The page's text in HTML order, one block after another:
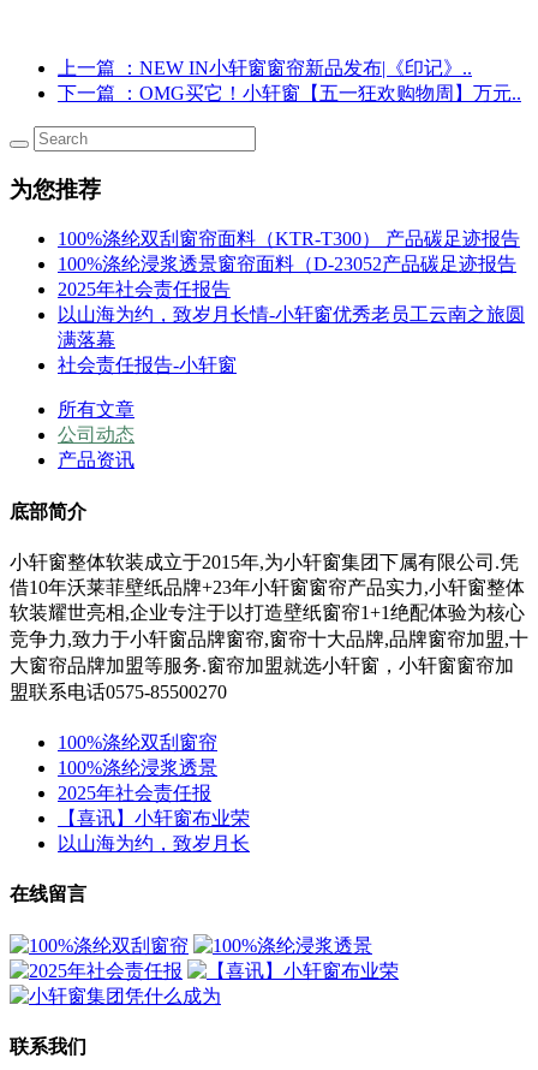
上一篇
：NEW IN小轩窗窗帘新品发布|《印记》..
下一篇
：OMG买它！小轩窗【五一狂欢购物周】万元..
为您推荐
100%涤纶双刮窗帘面料（KTR-T300） 产品碳足迹报告
100%涤纶浸浆透景窗帘面料（D-23052产品碳足迹报告
2025年社会责任报告
以山海为约，致岁月长情-小轩窗优秀老员工云南之旅圆
满落幕
社会责任报告-小轩窗
所有文章
公司动态
产品资讯
底部简介
小轩窗整体软装成立于2015年,为小轩窗集团下属有限公司.凭
借10年沃莱菲壁纸品牌+23年小轩窗窗帘产品实力,小轩窗整体
软装耀世亮相,企业专注于以打造壁纸窗帘1+1绝配体验为核心
竞争力,致力于小轩窗品牌窗帘,窗帘十大品牌,品牌窗帘加盟,十
大窗帘品牌加盟等服务.窗帘加盟就选小轩窗，小轩窗窗帘加
盟联系电话0575-85500270
100%涤纶双刮窗帘
100%涤纶浸浆透景
2025年社会责任报
【喜讯】小轩窗布业荣
以山海为约，致岁月长
在线留言
联系我们